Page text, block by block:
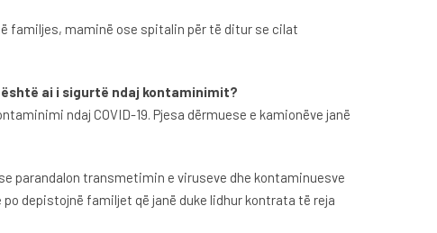
familjes, maminë ose spitalin për të ditur se cilat
ai i sigurtë ndaj kontaminimit?
ndaj COVID-19. Pjesa dërmuese e kamionëve janë
parandalon transmetimin e viruseve dhe kontaminuesve
depistojnë familjet që janë duke lidhur kontrata të reja